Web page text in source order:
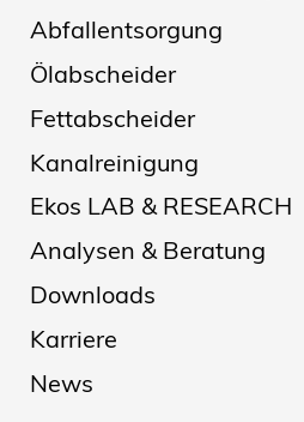
Abfallentsorgung
Ölabscheider
Fettabscheider
Kanalreinigung
Ekos LAB & RESEARCH
Analysen & Beratung
Downloads
Karriere
News